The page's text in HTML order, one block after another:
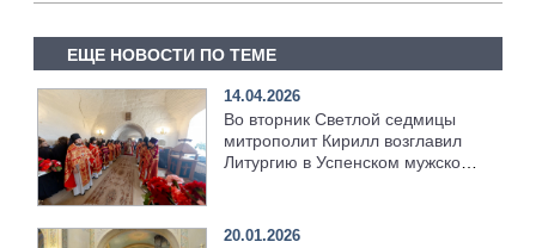
ЕЩЕ НОВОСТИ ПО ТЕМЕ
14.04.2026
Во вторник Светлой седмицы
митрополит Кирилл возглавил
Литургию в Успенском мужском
20.01.2026